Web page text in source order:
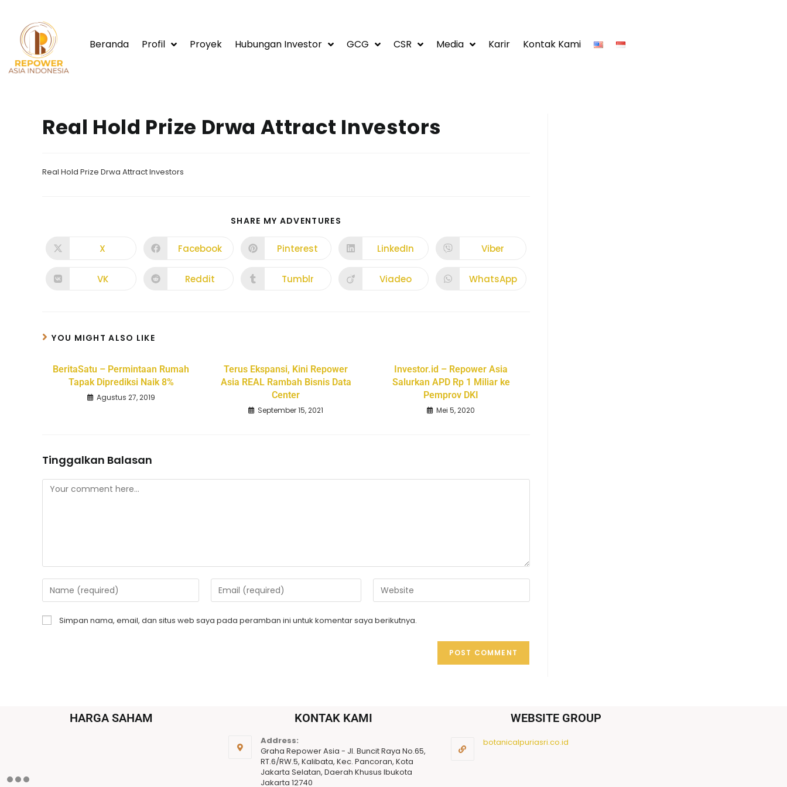
Beranda Profil Proyek Hubungan Investor GCG CSR Media Karir Kontak Kami
Real Hold Prize Drwa Attract Investors
Real Hold Prize Drwa Attract Investors
SHARE MY ADVENTURES
X Facebook Pinterest LinkedIn Viber
VK Reddit Tumblr Viadeo WhatsApp
YOU MIGHT ALSO LIKE
BeritaSatu – Permintaan Rumah
Tapak Diprediksi Naik 8%
Agustus 27, 2019
Terus Ekspansi, Kini Repower
Asia REAL Rambah Bisnis Data
Center
September 15, 2021
Investor.id – Repower Asia
Salurkan APD Rp 1 Miliar ke
Pemprov DKI
Mei 5, 2020
Tinggalkan Balasan
Simpan nama, email, dan situs web saya pada peramban ini untuk komentar saya berikutnya.
HARGA SAHAM KONTAK KAMI
Address:
Graha Repower Asia - Jl. Buncit Raya No.65,
RT.6/RW.5, Kalibata, Kec. Pancoran, Kota
Jakarta Selatan, Daerah Khusus Ibukota
Jakarta 12740
WEBSITE GROUP
botanicalpuriasri.co.id